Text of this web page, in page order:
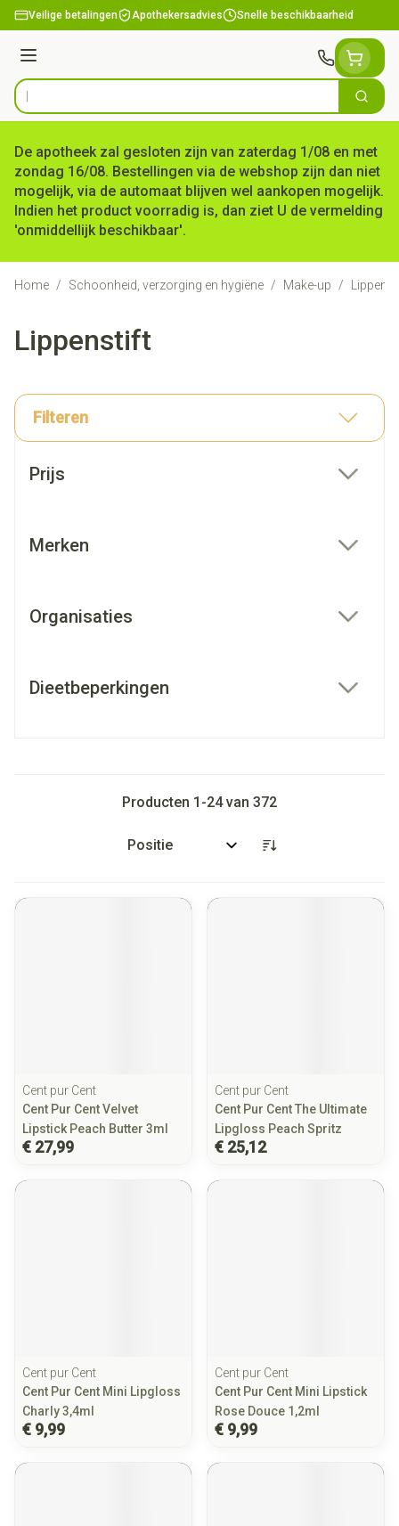
Ga naar de inhoud
Veilige betalingen Apothekersadvies Snelle beschikbaarheid
Menu
Product, merk, categorie... Zoek
De apotheek zal gesloten zijn van zaterdag 1/08 en met
zondag 16/08. Bestellingen via de webshop zijn dan niet
mogelijk, via de automaat blijven wel aankopen mogelijk.
Indien het product voorradig is, dan ziet U de vermelding
'onmiddellijk beschikbaar'.
Home / Schoonheid, verzorging en hygiëne / Make-up /
Lippenstift
Filteren
Prijs
Merken
Organisaties
Dieetbeperkingen
Producten 1 -24van 372
Sorteer op:
Cent pur Cent
Cent Pur Cent Velvet
Lipstick Peach Butter 3ml
€ 27,99
Cent pur Cent
Cent Pur Cent The Ultimate
Lipgloss Peach Spritz
€ 25,12
Cent pur Cent
Cent Pur Cent Mini Lipgloss
Charly 3,4ml
€ 9,99
Cent pur Cent
Cent Pur Cent Mini Lipstick
Rose Douce 1,2ml
€ 9,99